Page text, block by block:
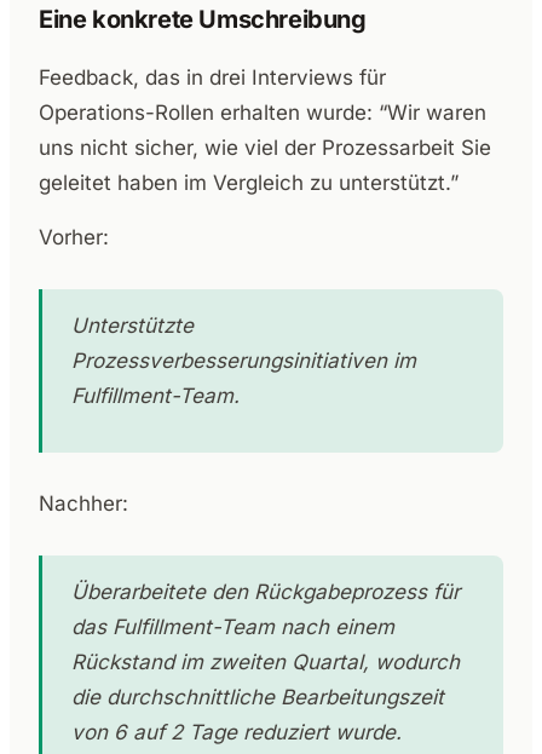
Eine konkrete Umschreibung
Feedback, das in drei Interviews für
Operations-Rollen erhalten wurde: “Wir waren
uns nicht sicher, wie viel der Prozessarbeit Sie
geleitet haben im Vergleich zu unterstützt.”
Vorher:
Unterstützte
Prozessverbesserungsinitiativen im
Fulfillment-Team.
Nachher:
Überarbeitete den Rückgabeprozess für
das Fulfillment-Team nach einem
Rückstand im zweiten Quartal, wodurch
die durchschnittliche Bearbeitungszeit
von 6 auf 2 Tage reduziert wurde.